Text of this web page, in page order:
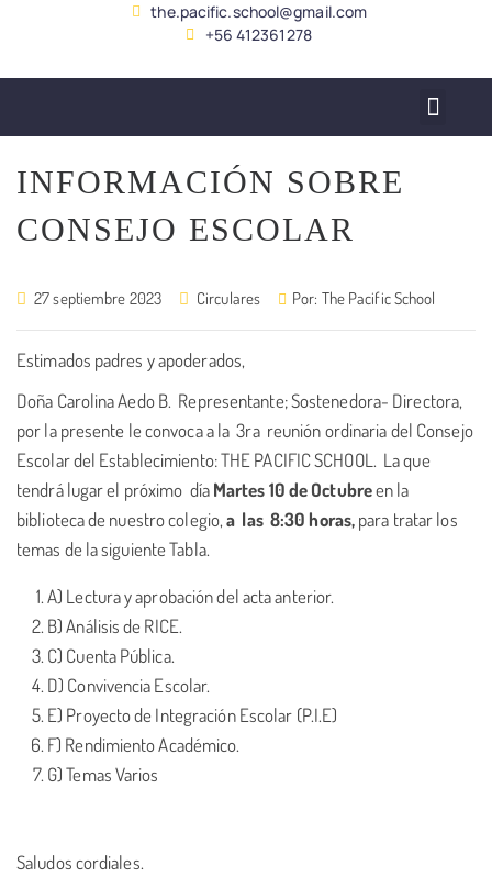
the.pacific.school@gmail.com
+56 412361278
INFORMACIÓN SOBRE
CONSEJO ESCOLAR
27 septiembre 2023 Circulares Por: The Pacific School
Estimados padres y apoderados,
Doña Carolina Aedo B. Representante; Sostenedora- Directora,
por la presente le convoca a la 3ra reunión ordinaria del Consejo
Escolar del Establecimiento: THE PACIFIC SCHOOL. La que
tendrá lugar el próximo díaMartes 10 de Octubreen la
biblioteca de nuestro colegio,a las 8:30 horas,para tratar los
temas de la siguiente Tabla.
A) Lectura y aprobación del acta anterior.
B) Análisis de RICE.
C) Cuenta Pública.
D) Convivencia Escolar.
E) Proyecto de Integración Escolar (P.I.E)
F) Rendimiento Académico.
G) Temas Varios
Saludos cordiales.